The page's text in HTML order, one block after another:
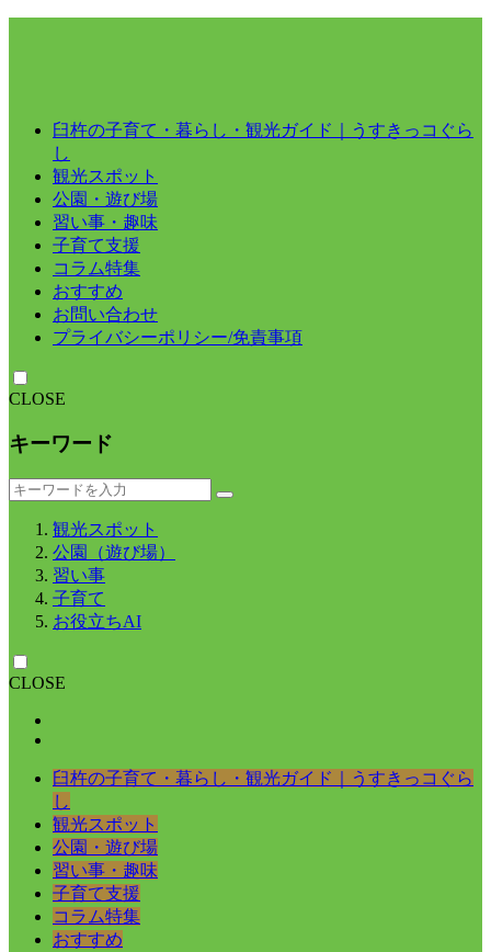
臼杵の子育て・暮らし・観光ガイド｜うすきっコぐら
し
観光スポット
公園・遊び場
習い事・趣味
子育て支援
コラム特集
おすすめ
お問い合わせ
プライバシーポリシー/免責事項
CLOSE
キーワード
観光スポット
公園（遊び場）
習い事
子育て
お役立ちAI
CLOSE
臼杵の子育て・暮らし・観光ガイド｜うすきっコぐら
し
観光スポット
公園・遊び場
習い事・趣味
子育て支援
コラム特集
おすすめ